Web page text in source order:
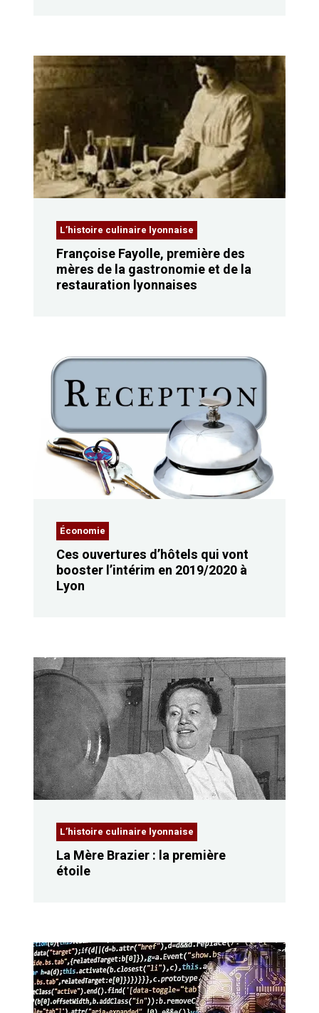
L’histoire culinaire lyonnaise
Françoise Fayolle, première des
mères de la gastronomie et de la
restauration lyonnaises
Économie
Ces ouvertures d’hôtels qui vont
booster l’intérim en 2019/2020 à
Lyon
L’histoire culinaire lyonnaise
La Mère Brazier : la première
étoile